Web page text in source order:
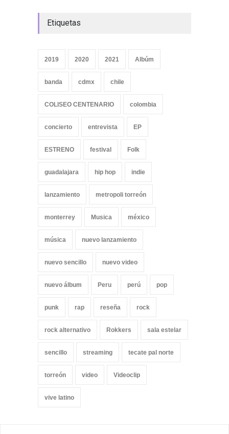
Etiquetas
2019 2020 2021 Albúm
banda cdmx chile
COLISEO CENTENARIO colombia
concierto entrevista EP
ESTRENO festival Folk
guadalajara hip hop indie
lanzamiento metropoli torreón
monterrey Musica méxico
música nuevo lanzamiento
nuevo sencillo nuevo video
nuevo álbum Peru perú pop
punk rap reseña rock
rock alternativo Rokkers sala estelar
sencillo streaming tecate pal norte
torreón video Videoclip
vive latino